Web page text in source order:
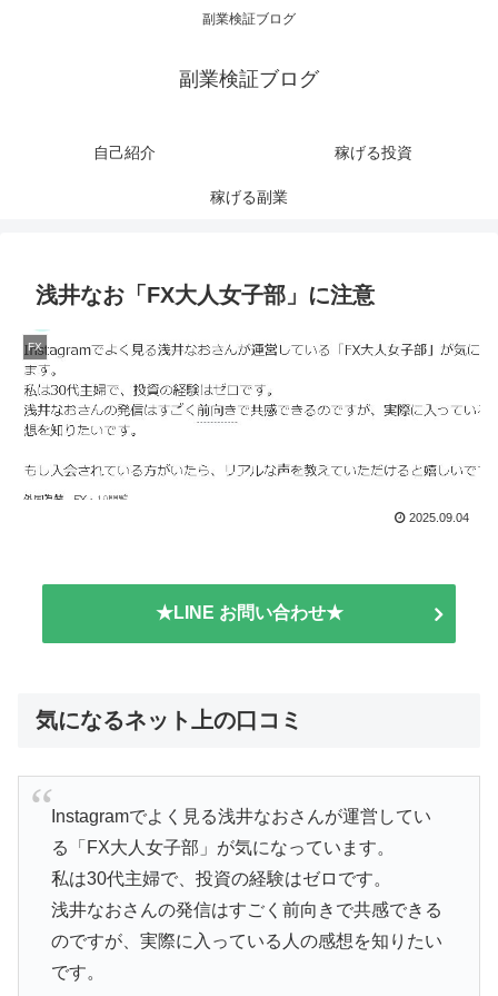
副業検証ブログ
副業検証ブログ
自己紹介 稼げる投資
稼げる副業
浅井なお「FX大人女子部」に注意
FX
2025.09.04
★LINE お問い合わせ★
気になるネット上の口コミ
Instagramでよく見る浅井なおさんが運営してい
る「FX大人女子部」が気になっています。
私は30代主婦で、投資の経験はゼロです。
浅井なおさんの発信はすごく前向きで共感できる
のですが、実際に入っている人の感想を知りたい
です。